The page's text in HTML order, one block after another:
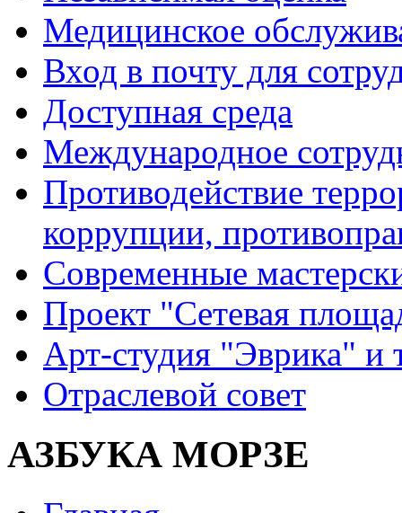
Медицинское
Вход в почту для
Доступная среда
Международное
Противодействие
коррупции,
Современные
Проект "Сетевая
Арт-студия "Эврика" и
Отраслевой совет
АЗБУКА МОРЗЕ